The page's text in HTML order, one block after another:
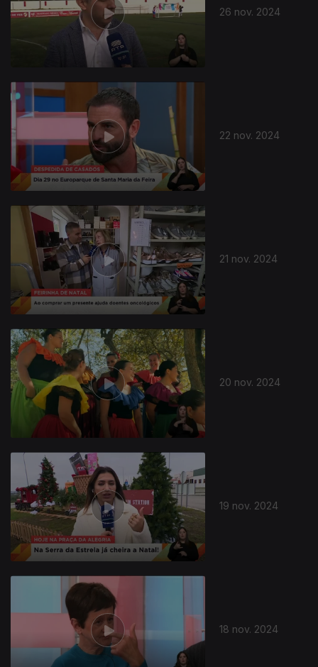
26 nov. 2024
22 nov. 2024
21 nov. 2024
20 nov. 2024
810262
19 nov. 2024
18 nov. 2024